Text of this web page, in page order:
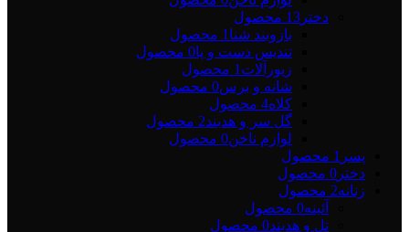
دختر 13 محصول
بازوبند شنا 1 محصول
تندیس دست و پا0 محصول
زیورآلات 1 محصول
شانه و برس0 محصول
کلاه4 محصول
گل سر و هدبند2 محصول
لوازم ناخن0 محصول
پسر 1 محصول
دختر 0 محصول
زنانه2 محصول
آئینه0 محصول
تل و هدبند0 محصول